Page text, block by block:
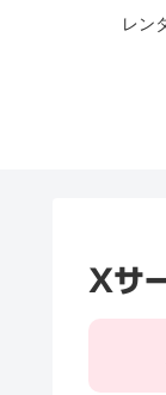
レン
Xサ